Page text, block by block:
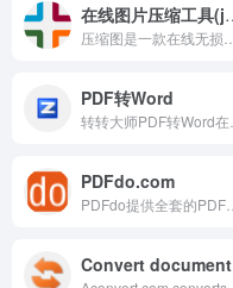
在线图片压缩工具
PDF转Word
PDFdo.com
Convert document